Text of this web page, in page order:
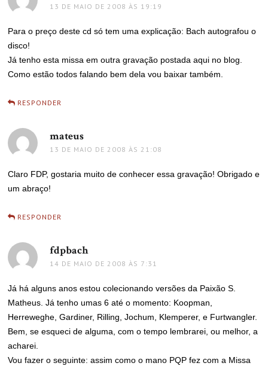
13 DE MAIO DE 2008 ÀS 19:19
Para o preço deste cd só tem uma explicação: Bach autografou o
disco!
Já tenho esta missa em outra gravação postada aqui no blog.
Como estão todos falando bem dela vou baixar também.
RESPONDER
mateus
13 DE MAIO DE 2008 ÀS 21:08
Claro FDP, gostaria muito de conhecer essa gravação! Obrigado e
um abraço!
RESPONDER
fdpbachdisse:
14 DE MAIO DE 2008 ÀS 7:31
Já há alguns anos estou colecionando versões da Paixão S.
Matheus. Já tenho umas 6 até o momento: Koopman,
Herreweghe, Gardiner, Rilling, Jochum, Klemperer, e Furtwangler.
Bem, se esqueci de alguma, com o tempo lembrarei, ou melhor, a
acharei.
Vou fazer o seguinte: assim como o mano PQP fez com a Missa